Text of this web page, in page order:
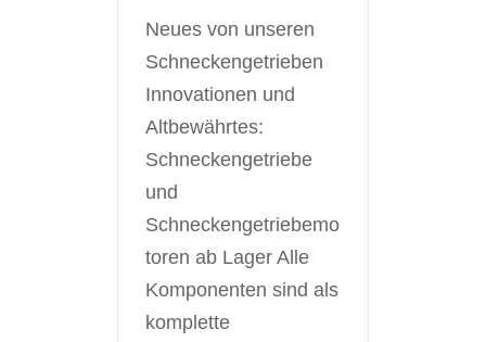
Neues von unseren
Schneckengetrieben
Innovationen und
Altbewährtes:
Schneckengetriebe
und
Schneckengetriebemo
toren ab Lager Alle
Komponenten sind als
komplette